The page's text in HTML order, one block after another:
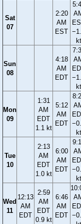
Sat
07
2:20
AM
EST
kt
Sun
08
4:18
AM
EDT
kt
Mon
09
1:31
AM
EDT
1.1 kt
5:12
AM
EDT
kt
Tue
10
2:13
AM
EDT
1.0 kt
6:00
AM
EDT
kt
Wed
11
12:13
AM
EDT
2:59
AM
EDT
0.9 kt
6:46
AM
EDT